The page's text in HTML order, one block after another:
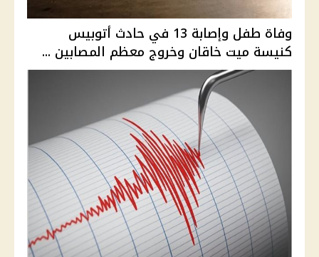
وفاة طفل وإصابة 13 في حادث أتوبيس
كنيسة ميت خاقان وخروج معظم المصابين ...